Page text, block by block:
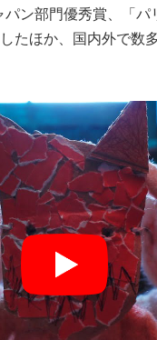
ン部門優秀賞、「
たほか、国内外で数